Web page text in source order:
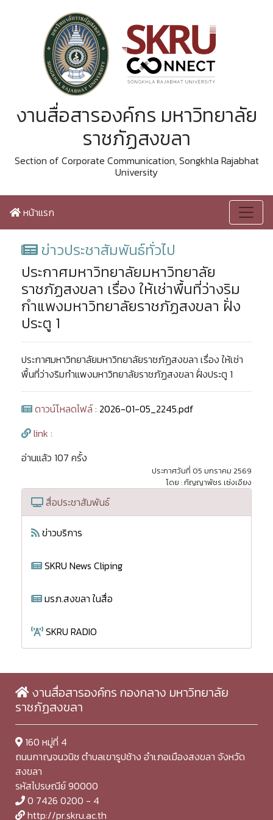
งานสื่อสารองค์กร มหาวิทยาลัย
ราชภัฏสงขลา
Section of Corporate Communication, Songkhla Rajabhat
University
หน้าแรก
ข่าวประชาสัมพันธ์ทั่วไป
ประกาศมหาวิทยาลัยมหาวิทยาลัย
ราชภัฏสงขลา เรื่อง ให้เช่าพื้นที่ว่างริม
กำแพงมหาวิทยาลัยราชภัฏสงขลา ฝั่ง
ประตู 1
ประกาศมหาวิทยาลัยมหาวิทยาลัยราชภัฏสงขลา เรื่อง ให้เช่า
พื้นที่ว่างริมกำแพงมหาวิทยาลัยราชภัฏสงขลา ฝั่งประตู 1
ดาวน์โหลดไฟล์ : 2026-01-05_2245.pdf
link :
อ่านแล้ว 107 ครั้ง
ประกาศวันที่ 05 มกราคม 2569
โดย : กัญญาพัชร เซ่งเอียง
สื่อประชาสัมพันธ์
ข่าวบริการ
SKRU News Cliping
มรภ.สงขลา ในสื่อ
SKRU RADIO
งานสื่อสารองค์กร กองกลาง มหาวิทยาลัย
ราชภัฏสงขลา
160 หมู่ที่ 4
ถนนกาญจนวนิช ตำบลเขารูปช้าง อำเภอเมืองสงขลา จังหวัด
สงขลา
รหัสไปรษณีย์ 90000
0 7426 0200 - 4
http://pr.skru.ac.th